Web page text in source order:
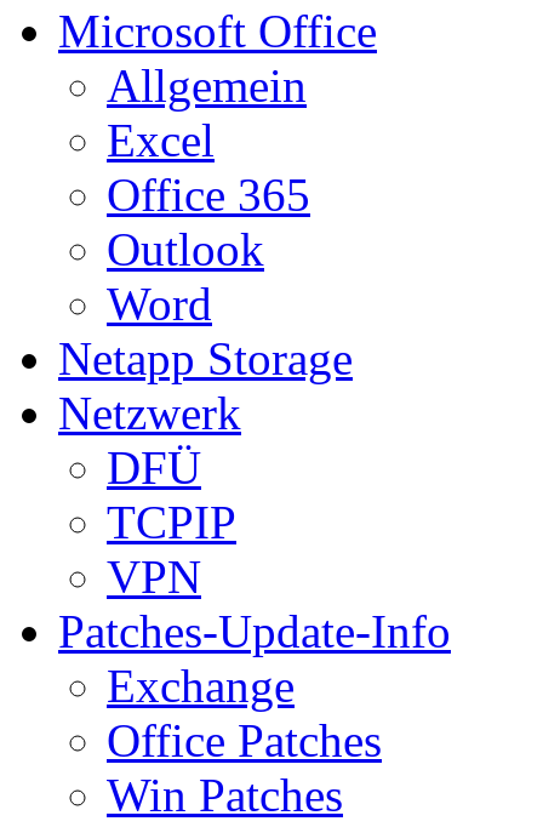
Microsoft Office
Allgemein
Excel
Office 365
Outlook
Word
Netapp Storage
Netzwerk
DFÜ
TCPIP
VPN
Patches-Update-Info
Exchange
Office Patches
Win Patches